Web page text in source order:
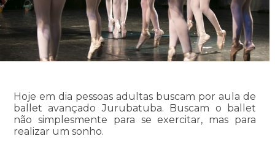
Hoje em dia pessoas adultas buscam por aula de
ballet avançado Jurubatuba. Buscam o ballet
não simplesmente para se exercitar, mas para
realizar um sonho.